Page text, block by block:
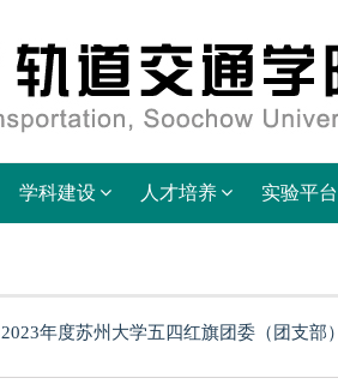
学科建设 人才培养 实验平台
2023年度苏州大学五四红旗团委（团支